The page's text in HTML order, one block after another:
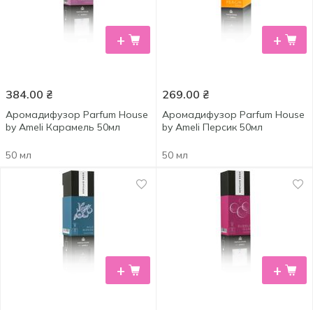
+
384.00 ₴
Аромадифузор Parfum House
by Ameli Карамель 50мл
50 мл
+
269.00 ₴
Аромадифузор Parfum House
by Ameli Персик 50мл
50 мл
+ +